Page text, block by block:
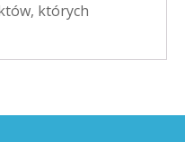
których